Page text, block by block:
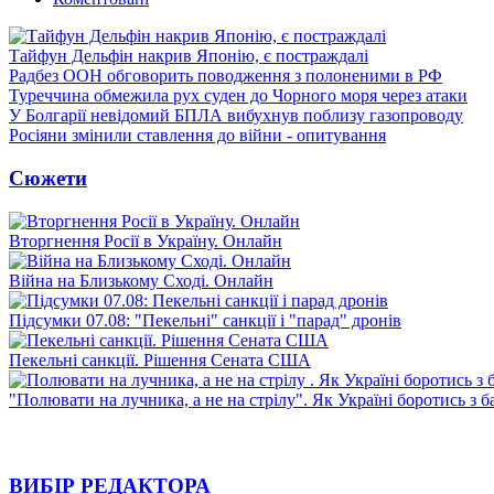
Тайфун Дельфін накрив Японію, є постраждалі
Радбез ООН обговорить поводження з полоненими в РФ
Туреччина обмежила рух суден до Чорного моря через атаки
У Болгарії невідомий БПЛА вибухнув поблизу газопроводу
Росіяни змінили ставлення до війни - опитування
Сюжети
Вторгнення Росії в Україну. Онлайн
Війна на Близькому Сході. Онлайн
Підсумки 07.08: "Пекельні" санкції і "парад" дронів
Пекельні санкції. Рішення Сената США
"Полювати на лучника, а не на стрілу". Як Україні боротись з
ВИБІР РЕДАКТОРА